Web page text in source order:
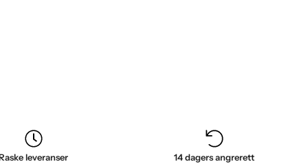
leveranser
14 dagers angrerett